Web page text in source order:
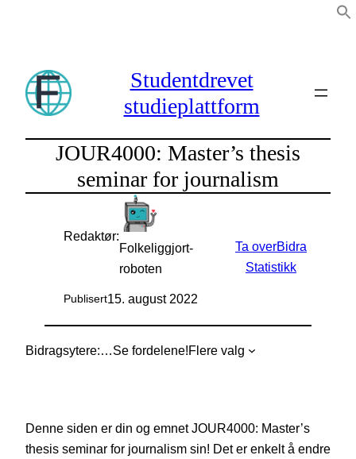
Studentdrevet
studieplattform
JOUR4000: Master’s thesis
seminar for journalism
Redaktør:
Folkeliggjort-
roboten
Publisert15. august 2022
Ta overBidra
Statistikk
Bidragsytere: Se fordelene!Flere valg
Denne siden er din og emnet JOUR4000: Master’s
thesis seminar for journalism sin! Det er enkelt å endre